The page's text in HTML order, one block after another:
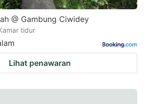
@ Gambung Ciwidey
tidur
Lihat penawaran